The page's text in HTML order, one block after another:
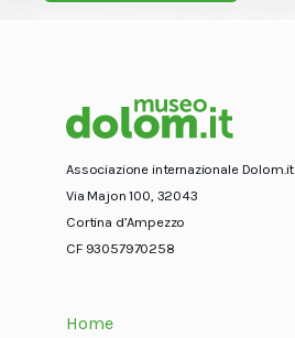
Associazione internazionale Dolom.it
Via Majon 100, 32043
Cortina d’Ampezzo
CF 93057970258
Home